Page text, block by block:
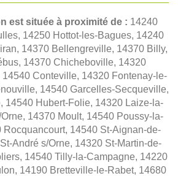
est située à proximité de : 14240
14250 Hottot-les-Bagues, 14240
14370 Bellengreville, 14370 Billy,
14370 Chicheboville, 14320
Conteville, 14320 Fontenay-le-
14540 Garcelles-Secqueville,
14540 Hubert-Folie, 14320 Laize-la-
14370 Moult, 14540 Poussy-la-
Rocquancourt, 14540 St-Aignan-de-
André s/Orne, 14320 St-Martin-de-
14540 Tilly-la-Campagne, 14220
14190 Bretteville-le-Rabet, 14680